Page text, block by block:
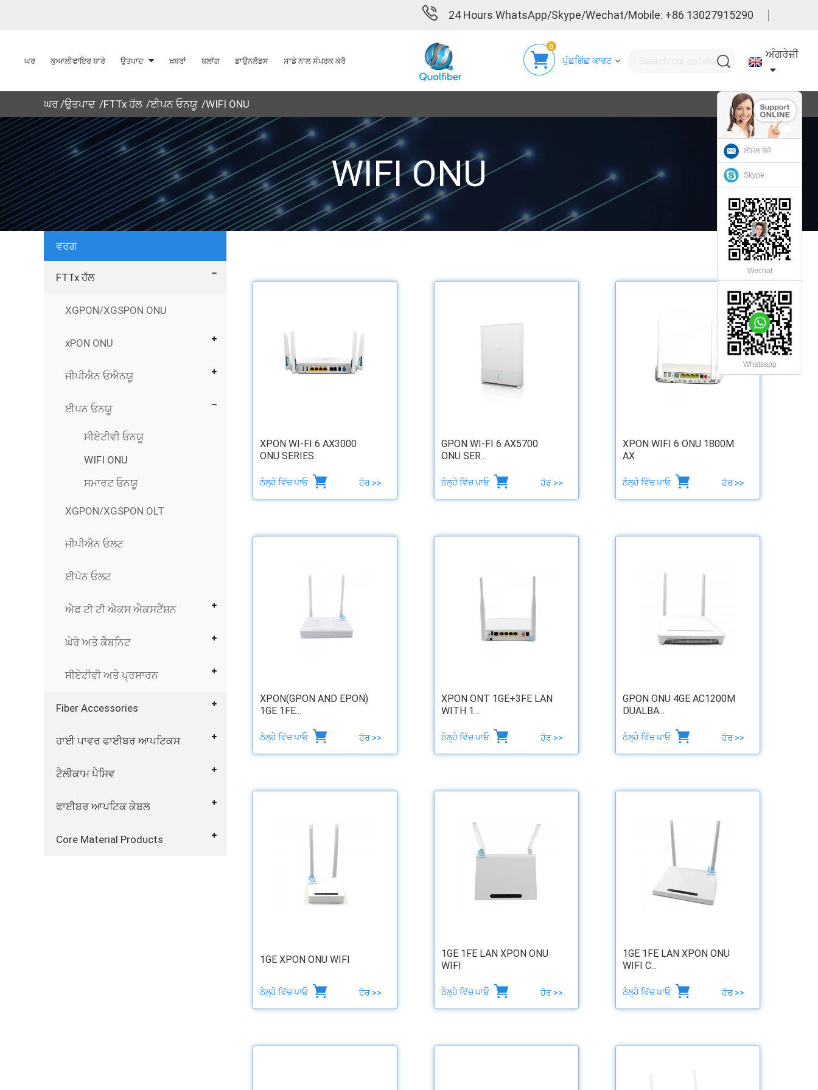
24 Hours WhatsApp/Skype/Wechat/Mobile: +86 13027915290
ਘਰ ਕੁਆਲੀਫਾਇਰ ਬਾਰੇ ਉਤਪਾਦ ਖ਼ਬਰਾਂ ਬਲਾੱਗ ਡਾਉਨਲੋਡਸ ਸਾਡੇ ਨਾਲ ਸੰਪਰਕ ਕਰੋ ਪੁੱਛਗਿੱਛ ਕਾਰਟ
0
ਅੰਗਰੇਜ਼ੀ
ਘਰ ਉਤਪਾਦ FTTx ਹੱਲ ਈਪਨ ਓਨਯੂ WIFI ONU
WIFI ONU
ਵਰਗ
FTTx ਹੱਲ
XGPON/XGSPON ONU
xPON ONU
ਜੀਪੀਐਨ ਓਐਨਯੂ
ਈਪਨ ਓਨਯੂ
ਸੀਏਟੀਵੀ ਓਨਯੂ
WIFI ONU
ਸਮਾਰਟ ਓਨਯੂ
XGPON/XGSPON OLT
ਜੀਪੀਐਨ ਓਲਟ
ਈਪੋਨ ਓਲਟ
ਐਫ ਟੀ ਟੀ ਐਕਸ ਐਕਸਟੈਂਸ਼ਨ
ਘੇਰੇ ਅਤੇ ਕੈਬਨਿਟ
ਸੀਏਟੀਵੀ ਅਤੇ ਪ੍ਰਸਾਰਨ
Fiber Accessories
ਹਾਈ ਪਾਵਰ ਫਾਈਬਰ ਆਪਟਿਕਸ
ਟੈਲੀਕਾਮ ਪੈਸਿਵ
ਫਾਈਬਰ ਆਪਟਿਕ ਕੇਬਲ
Core Material Products
XPON WI-FI 6 AX3000
ONU SERIES
ਠੇਲ੍ਹੇ ਵਿੱਚ ਪਾਓ ਹੋਰ >>
GPON WI-FI 6 AX5700
ONU SER...
ਠੇਲ੍ਹੇ ਵਿੱਚ ਪਾਓ ਹੋਰ >>
XPON WIFI 6 ONU 1800M
AX
ਠੇਲ੍ਹੇ ਵਿੱਚ ਪਾਓ ਹੋਰ >>
XPON(GPON AND EPON)
1GE 1FE...
ਠੇਲ੍ਹੇ ਵਿੱਚ ਪਾਓ ਹੋਰ >>
XPON ONT 1GE+3FE LAN
WITH 1...
ਠੇਲ੍ਹੇ ਵਿੱਚ ਪਾਓ ਹੋਰ >>
GPON ONU 4GE AC1200M
DUALBA...
ਠੇਲ੍ਹੇ ਵਿੱਚ ਪਾਓ ਹੋਰ >>
1GE XPON ONU WIFI
ਠੇਲ੍ਹੇ ਵਿੱਚ ਪਾਓ ਹੋਰ >>
1GE 1FE LAN XPON ONU
WIFI
ਠੇਲ੍ਹੇ ਵਿੱਚ ਪਾਓ ਹੋਰ >>
1GE 1FE LAN XPON ONU
WIFI C...
ਠੇਲ੍ਹੇ ਵਿੱਚ ਪਾਓ ਹੋਰ >>
ਈਮੇਲ ਭੇਜੋ
Skype
Wechat
Whatsapp
x